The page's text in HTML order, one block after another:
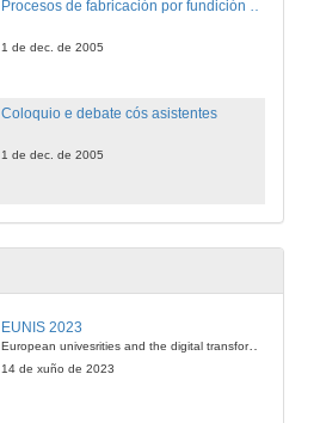
Procesos de fabricación por fundición de aleacións lixeiras (aluminio e magnesio)
1 de dec. de 2005
Coloquio e debate cós asistentes
1 de dec. de 2005
EUNIS 2023
European univesrities and the digital transformation: challenges and opportunities ahead
14 de xuño de 2023